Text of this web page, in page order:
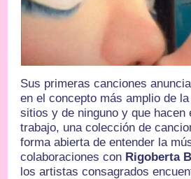
Sus primeras canciones
en el concepto más amplio de
sitios y de ninguno y que hacen
trabajo, una colección de
forma abierta de entender la
colaboraciones con Rigoberta
los artistas consagrados